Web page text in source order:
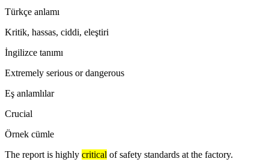
Türkçe anlamı
Kritik, hassas, ciddi, eleştiri
İngilizce tanımı
Extremely serious or dangerous
Eş anlamlılar
Crucial
Örnek cümle
The report is highly critical of safety standards at the factory.